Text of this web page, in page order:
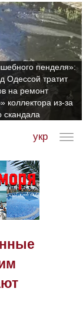
пенделя»:
Одессой тратит
на ремонт
коллектора из-за
скандала
укр